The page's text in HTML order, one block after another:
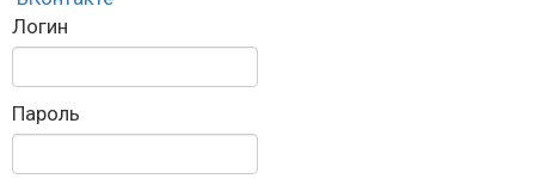
Логин
Пароль